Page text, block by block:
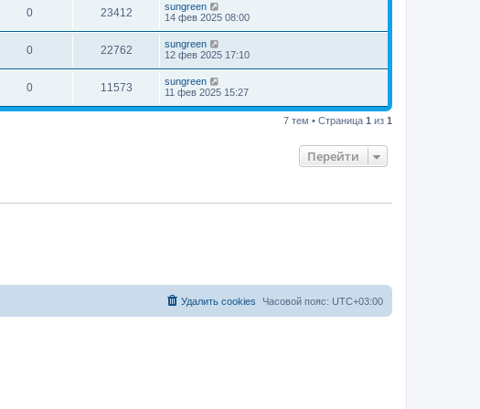
0 23412
sungreen
14 фев 2025 08:00
0 22762
sungreen
12 фев 2025 17:10
0 11573
sungreen
11 фев 2025 15:27
7 тем • Страница 1 из 1
Перейти
Часовой пояс: UTC+03:00
Удалить cookies